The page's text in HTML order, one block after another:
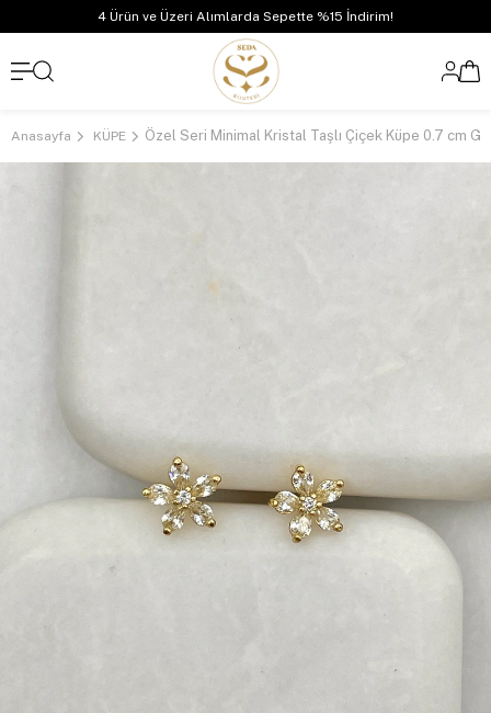
4 Ürün ve Üzeri Alımlarda Sepette %15 İndirim!
Anasayfa KÜPE Özel Seri Minimal Kristal Taşlı Çiçek Küpe 0.7 cm